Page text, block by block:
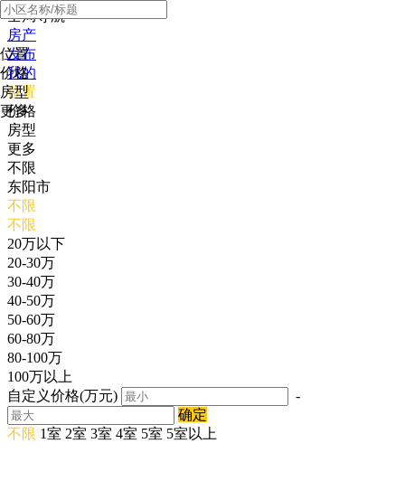
全局导航
房产
发布
我的
位置
价格
房型
更多
位置
价格
房型
更多
不限
东阳市
不限
不限
20万以下
20-30万
30-40万
40-50万
50-60万
60-80万
80-100万
100万以上
自定义价格(万元)
-
确定
不限 1室 2室 3室 4室 5室 5室以上